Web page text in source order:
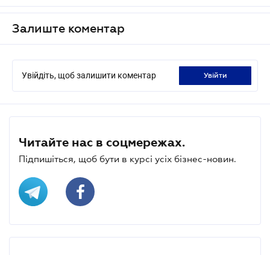
Залиште коментар
Увійдіть, щоб залишити коментар увійти
Читайте нас в соцмережах.
Підпишіться, щоб бути в курсі усіх бізнес-новин.